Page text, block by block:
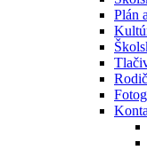
Plán